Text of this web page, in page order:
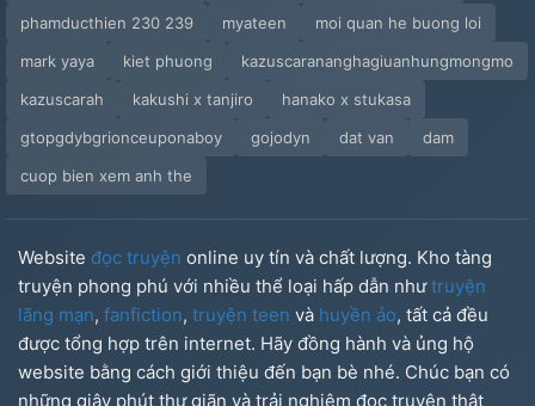
phamducthien 230 239
myateen
moi quan he buong loi
mark yaya
kiet phuong
kazuscarananghagiuanhungmongmo
kazuscarah
kakushi x tanjiro
hanako x stukasa
gtopgdybgrionceuponaboy
gojodyn dat van
dam
cuop bien xem anh the
Website đọc truyện online uy tín và chất lượng. Kho tàng
truyện phong phú với nhiều thể loại hấp dẫn nhưtruyện
lãng mạn, fanfiction, truyện teen và huyền ảo, tất cả đều
được tổng hợp trên internet. Hãy đồng hành và ủng hộ
website bằng cách giới thiệu đến bạn bè nhé. Chúc bạn có
những giây phút thư giãn và trải nghiệm đọc truyện thật